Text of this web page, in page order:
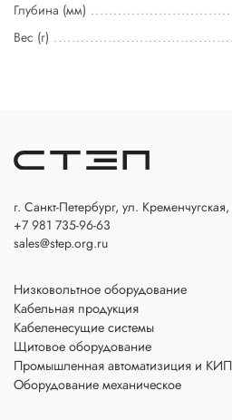
Глубина (мм)
Вес (г)
г. Санкт-Петербург, ул.
+7 981 735-96-63
sales@step.org.ru
Низковольтное оборудование
Кабельная продукция
Кабеленесущие системы
Щитовое оборудование
Промышленная автоматизиция и КИП
Оборудование механическое